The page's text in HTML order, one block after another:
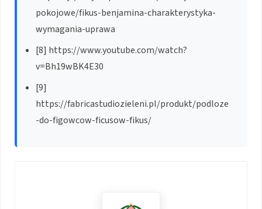
pokojowe/fikus-benjamina-charakterystyka-
wymagania-uprawa
[8] https://www.youtube.com/watch?
v=Bh19wBK4E30
[9]
https://fabricastudiozieleni.pl/produkt/podloze
-do-figowcow-ficusow-fikus/